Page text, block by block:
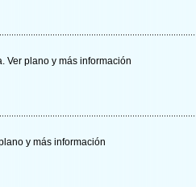
Ver plano y más información
y más información